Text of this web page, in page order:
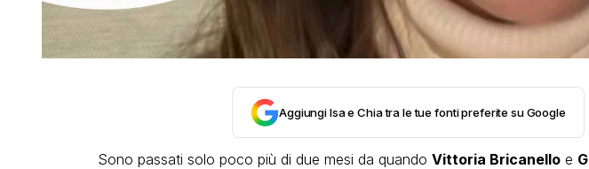
Aggiungi Isa e Chia tra le tue fonti preferite su Google
Sono passati solo poco più di due mesi da quando Vittoria Bricanelloe